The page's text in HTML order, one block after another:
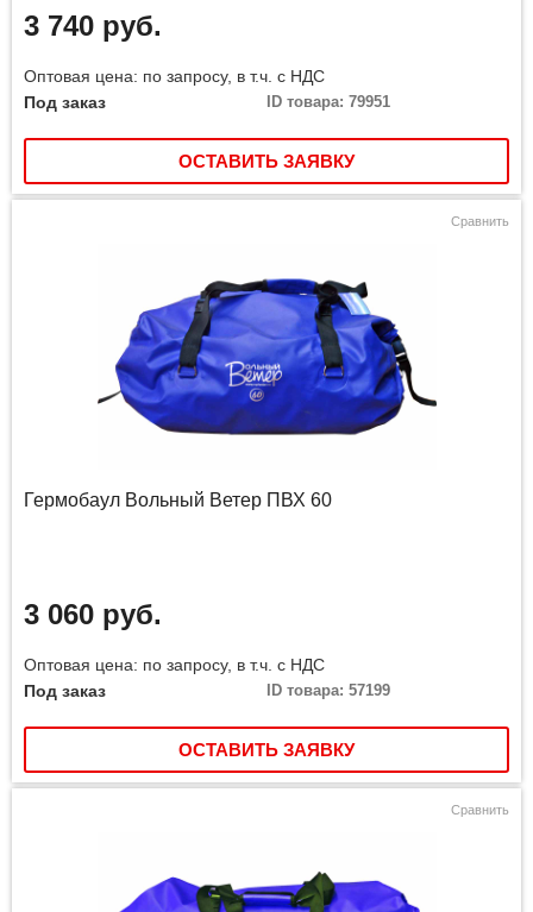
3 740 руб.
Оптовая цена: по запросу, в т.ч. с НДС
Под заказ
ID товара: 79951
ОСТАВИТЬ ЗАЯВКУ
Сравнить
Гермобаул Вольный Ветер ПВХ 60
3 060 руб.
Оптовая цена: по запросу, в т.ч. с НДС
Под заказ
ID товара: 57199
ОСТАВИТЬ ЗАЯВКУ
Сравнить